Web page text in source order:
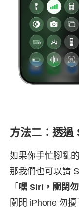
方法二：透過
如果你手忙腳亂
那我們也可以請
「 嘿 Siri，關閉
關閉 iPhone 勿